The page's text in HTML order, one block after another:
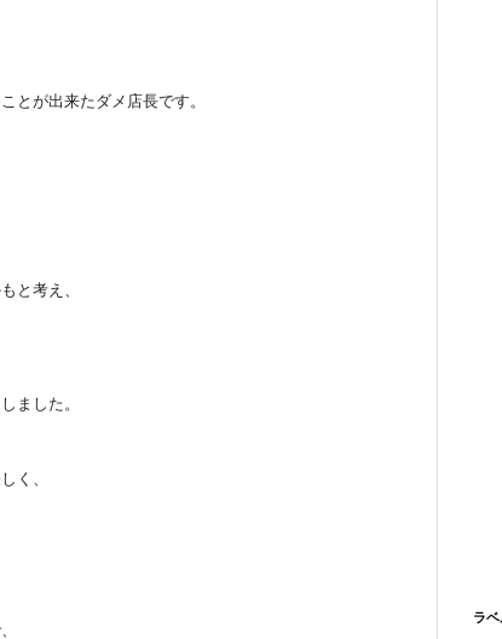
とが出来たダメ店長です。
と考え、
ました。
く、
ラベ